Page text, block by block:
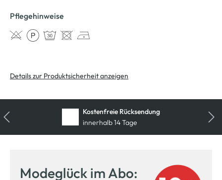
Pflegehinweise
Details zur Produktsicherheit anzeigen
Kostenfreie Rücksendung
innerhalb 14 Tage
Modeglück im Abo: